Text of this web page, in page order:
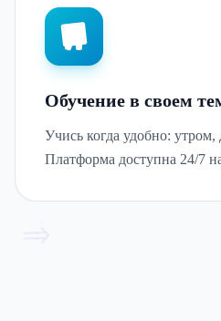
=>
Обучение в своем
Учись когда удобно:
Платформа доступна 24/7